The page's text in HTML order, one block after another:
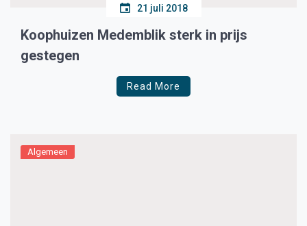
21 juli 2018
Koophuizen Medemblik sterk in prijs
gestegen
Read More
Algemeen